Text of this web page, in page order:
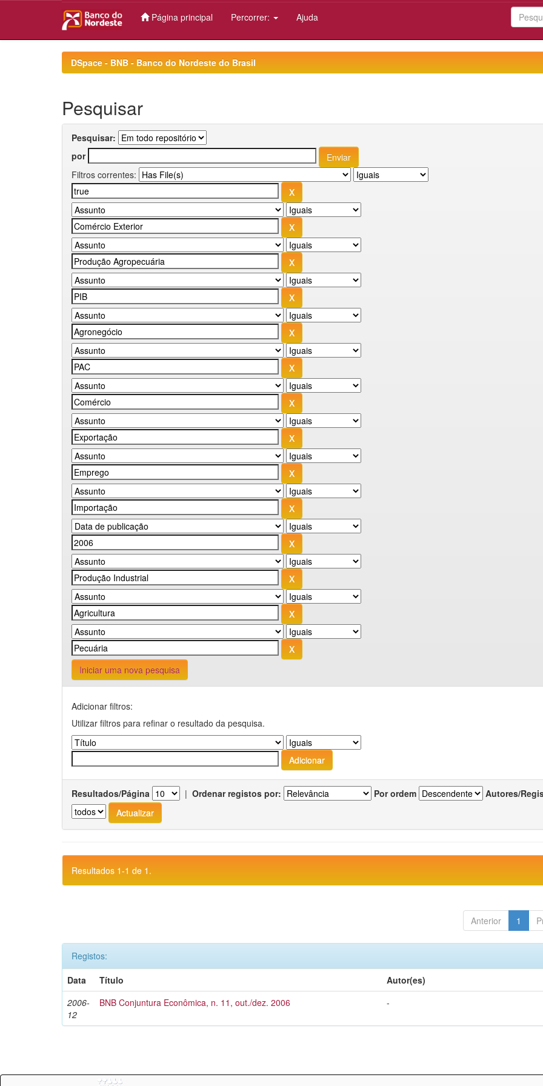
Página principal Percorrer: Ajuda
DSpace - BNB - Banco do Nordeste do Brasil
Pesquisar
Pesquisar:
por
Filtros correntes:
Iniciar uma nova pesquisa
Adicionar filtros:
Utilizar filtros para refinar o resultado da pesquisa.
Resultados/Página | Ordenar registos por: Por ordem Autores/
Resultados 1-1 de 1.
Anterior 1
Registos:
Data
Título
Autor(es)
2006-
12
BNB Conjuntura Econômica, n. 11, out./dez. 2006 -